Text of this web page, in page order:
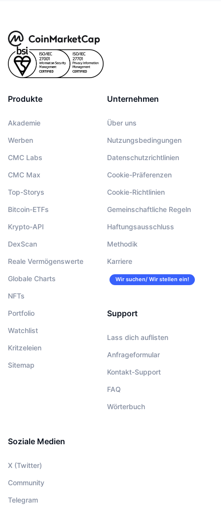
Produkte
Akademie
Werben
CMC Labs
CMC Max
Top-Storys
Bitcoin-ETFs
Krypto-API
DexScan
Reale Vermögenswerte
Globale Charts
NFTs
Portfolio
Watchlist
Kritzeleien
Sitemap
Unternehmen
Über uns
Nutzungsbedingungen
Datenschutzrichtlinien
Cookie-Präferenzen
Cookie-Richtlinien
Gemeinschaftliche Regeln
Haftungsausschluss
Methodik
Karriere
Wir suchen/ Wir stellen ein!
Support
Lass dich auflisten
Anfrageformular
Kontakt-Support
FAQ
Wörterbuch
Soziale Medien
X (Twitter)
Community
Telegram